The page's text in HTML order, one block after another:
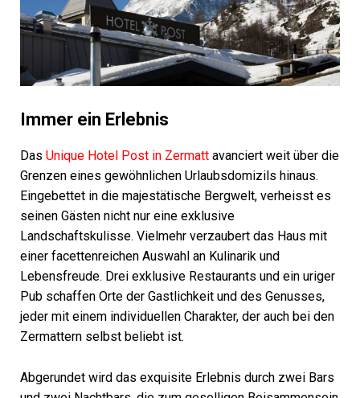
Immer ein Erlebnis
Das Unique Hotel Post in Zermatt avanciert weit über die
Grenzen eines gewöhnlichen Urlaubsdomizils hinaus.
Eingebettet in die majestätische Bergwelt, verheisst es
seinen Gästen nicht nur eine exklusive
Landschaftskulisse. Vielmehr verzaubert das Haus mit
einer facettenreichen Auswahl an Kulinarik und
Lebensfreude. Drei exklusive Restaurants und ein uriger
Pub schaffen Orte der Gastlichkeit und des Genusses,
jeder mit einem individuellen Charakter, der auch bei den
Zermattern selbst beliebt ist.
Abgerundet wird das exquisite Erlebnis durch zwei Bars